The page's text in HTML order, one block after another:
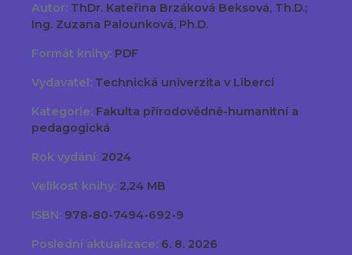
Autor: ThDr. Kateřina Brzáková Beksová, Th.D.;
Ing. Zuzana Palounková, Ph.D.
Formát knihy: PDF
Vydavatel: Technická univerzita v Liberci
Kategorie: Fakulta přírodovědně-humanitní a
pedagogická
Rok vydání: 2024
Velikost knihy: 2,24 MB
ISBN: 978-80-7494-692-9
Poslední aktualizace: 6. 8. 2026